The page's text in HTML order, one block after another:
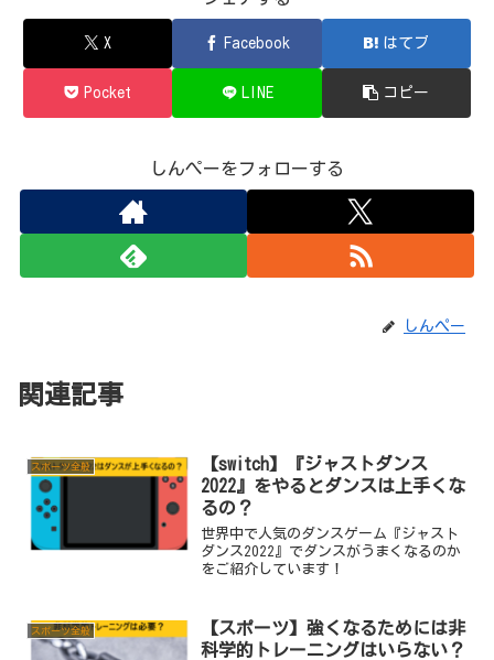
X Facebook はてブ
Pocket LINE コピー
しんぺーをフォローする
しんぺー
関連記事
スポーツ全般
【switch】『ジャストダンス
2022』をやるとダンスは上手くな
るの？
世界中で人気のダンスゲーム『ジャスト
ダンス2022』でダンスがうまくなるのか
をご紹介しています！
スポーツ全般
【スポーツ】強くなるためには非
科学的トレーニングはいらない？